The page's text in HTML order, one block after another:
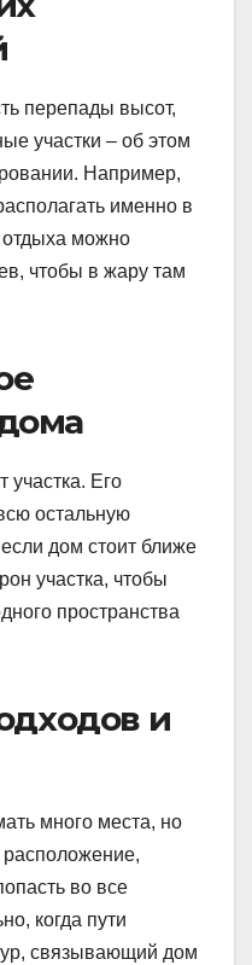
перепады высот,
участки – об этом
Например,
именно в
отдыха можно
чтобы в жару там
участка. Его
остальную
дом стоит ближе
участка, чтобы
пространства
и
много места, но
расположение,
во все
когда пути
связывающий дом